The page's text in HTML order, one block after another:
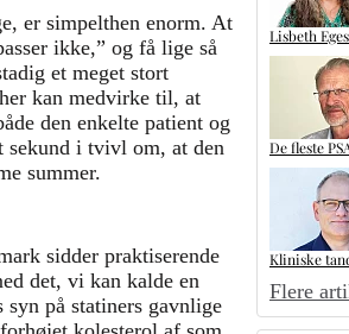
er simpelthen enorm. At
ikke,” og få lige så
et meget stort
kan medvirke til, at
den enkelte patient og
sekund i tvivl om, at den
summer.
sidder praktiserende
det, vi kan kalde en
på statiners gavnlige
Lisbeth
De fleste
Kliniske
Flere